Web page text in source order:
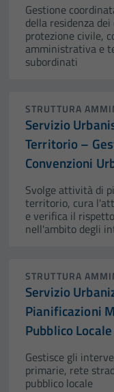
Gestione
della residenza
protezione civile,
amministrativa e
subordinati
STRUTTURA
Servizio
Territorio –
Convenzioni
Svolge attività di
territorio, cura
e verifica il
nell'ambito degli
STRUTTURA
Servizio
Pianificazioni
Pubblico Locale
Gestisce gli
primarie, rete
pubblico locale